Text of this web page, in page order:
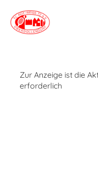
Zur Anzeige ist die
erforderlich